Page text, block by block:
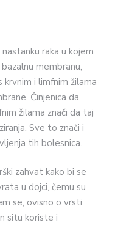
raka u kojem
membranu,
i limfnim žilama
Činjenica da
žilama znači da taj
Sve to znači i
tih bolesnica.
zahvat kako bi se
u dojci, čemu su
se, ovisno o vrsti
situ koriste i